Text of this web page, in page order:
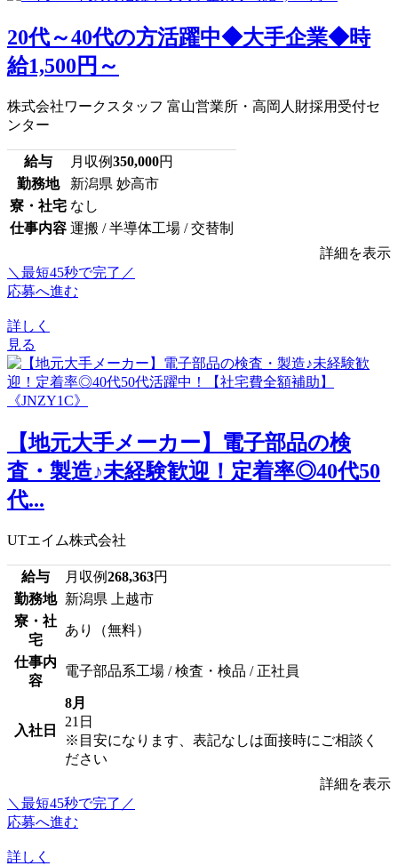
20代～40代の方活躍中◆大手企業◆時
給1,500円～
株式会社ワークスタッフ 富山営業所・高岡人財採用受付セ
ンター
給与 月収例350,000円
勤務地
新潟県 妙高市
寮・社宅 なし
仕事内容 運搬 / 半導体工場 / 交替制
詳細を表示
＼最短45秒で完了／
応募へ進む
詳しく
見る
【地元大手メーカー】電子部品の検
査・製造♪未経験歓迎！定着率◎40代50
代...
UTエイム株式会社
給与 月収例268,363円
勤務地 新潟県 上越市
寮・社
宅
あり（無料）
仕事内
容
電子部品系工場 / 検査・検品 / 正社員
入社日
8月
21日
※目安になります、表記なしは面接時にご相談く
ださい
詳細を表示
＼最短45秒で完了／
応募へ進む
詳しく